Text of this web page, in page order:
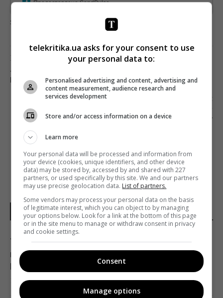
Предоставлено SendPulse
загрузка...
Попередня стаття
«У АКТОРІВ КЛАСИЧНОГО ТЕАТРУ НЕМАЄ
ПРОБЛЕМ ІЗ РОЗДЯГАННЯМ ПЕРЕД КАМЕРОЮ»
Наступна стаття
CENTRAL ВЗЯЛИ ГОЛОВНУ НАГОРОДУ
НОВИНИ УКРАЇНИ І СВІТУ
Туреччина закрила Чорне море для суден,
що прямували до Росії та України, -
Bloomberg
19:00 субота, 08 серпня 2026
telekritika.ua asks for your consent to use
your personal data to:
Personalised advertising and content, advertising and
content measurement, audience research and
services development
Store and/or access information on a device
Learn more
Your personal data will be processed and information from
your device (cookies, unique identifiers, and other device
data) may be stored by, accessed by and shared with 227
partners, or used specifically by this site. We and our partners
may use precise geolocation data. List of partners.
Some vendors may process your personal data on the basis
of legitimate interest, which you can object to by managing
your options below. Look for a link at the bottom of this page
or in the site menu to manage or withdraw consent in privacy
and cookie settings.
Consent
Manage options